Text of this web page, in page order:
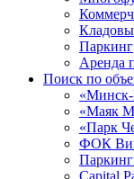
Паркинг
Аренда
Поиск по
«Маяк
«Парк
ФОК
Capital